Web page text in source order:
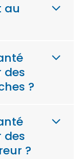
au
?
?